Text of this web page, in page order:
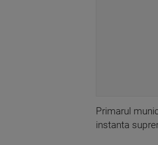
Primarul
instanta